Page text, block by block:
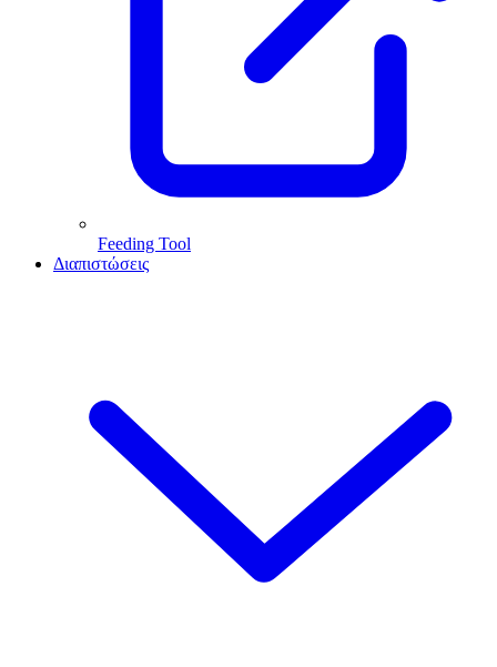
Feeding Tool
Διαπιστώσεις